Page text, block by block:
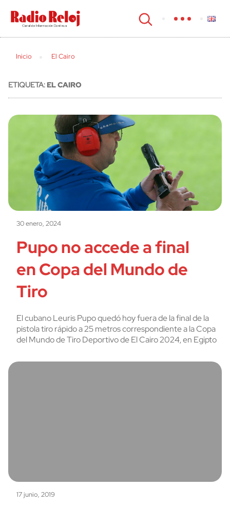
cerrar
Inicio El Cairo
ETIQUETA:EL CAIRO
30 enero, 2024
Pupo no accede a final
en Copa del Mundo de
Tiro
El cubano Leuris Pupo quedó hoy fuera de la final de la
pistola tiro rápido a 25 metros correspondiente a la Copa
del Mundo de Tiro Deportivo de El Cairo 2024, en Egipto
17 junio, 2019